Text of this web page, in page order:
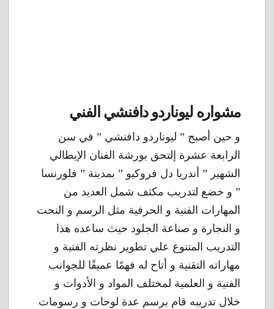
مشواره ليوناردو دافنشي الفني
و حين أصبح ” ليوناردو دافنشي ” في سن
الرابعة عشرة إلتحق بورشة الفنان الإيطالي
الشهير ” أندريا دل فروكيو ” بمدينة ” فلورنسا
” و خضع لتدريب مكثف شمل العديد من
المهارات الفنية و الحرفية مثل الرسم و النحت
و النجارة و صناعة الجلود حيث ساعده هذا
التدريب المتنوع علي تطوير نظرته الفنية و
مهاراته التقنية و أتاح له فهمًا عميقًا للجوانب
الفنية و العلمية لمختلف المواد و الأدوات و
خلال تدريبه قام برسم عدة لوحات و رسومات